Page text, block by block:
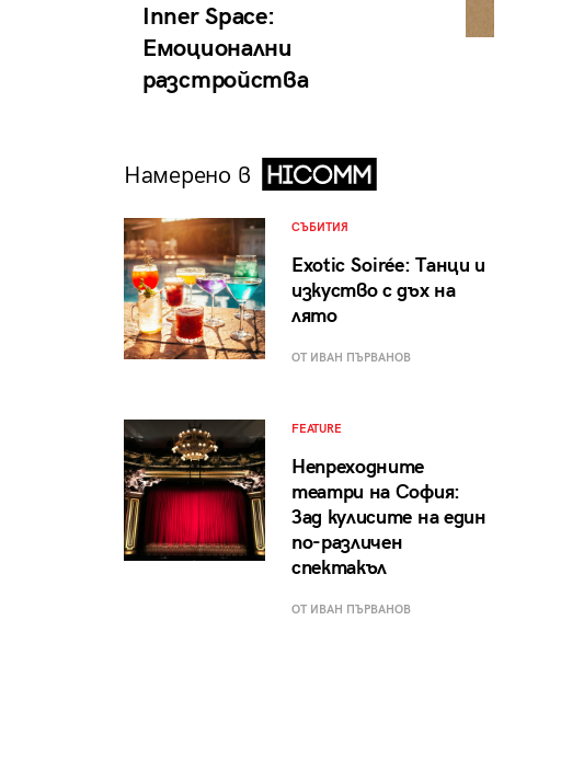
Inner Space:
Емоционални
разстройства
Намерено в
СЪБИТИЯ
Exotic Soirée: Танци и
изкуство с дъх на
лято
ОТ ИВАН ПЪРВАНОВ
FEATURE
Непреходните
театри на София:
Зад кулисите на един
по-различен
спектакъл
ОТ ИВАН ПЪРВАНОВ